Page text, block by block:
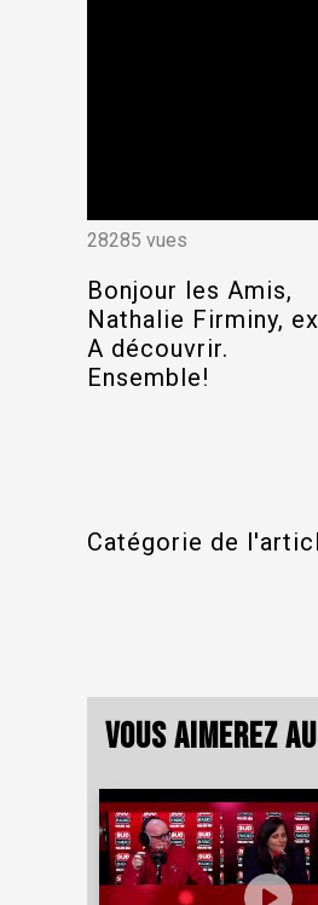
28285 vues
Bonjour les Amis,
Nathalie Firminy,
A découvrir.
Ensemble!
Catégorie de
Vous aimerez